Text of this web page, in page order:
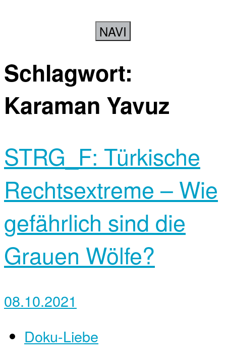
NAVI
Schlagwort:
Karaman Yavuz
STRG_F: Türkische
Rechtsextreme – Wie
gefährlich sind die
Grauen Wölfe?
08.10.2021
Doku-Liebe